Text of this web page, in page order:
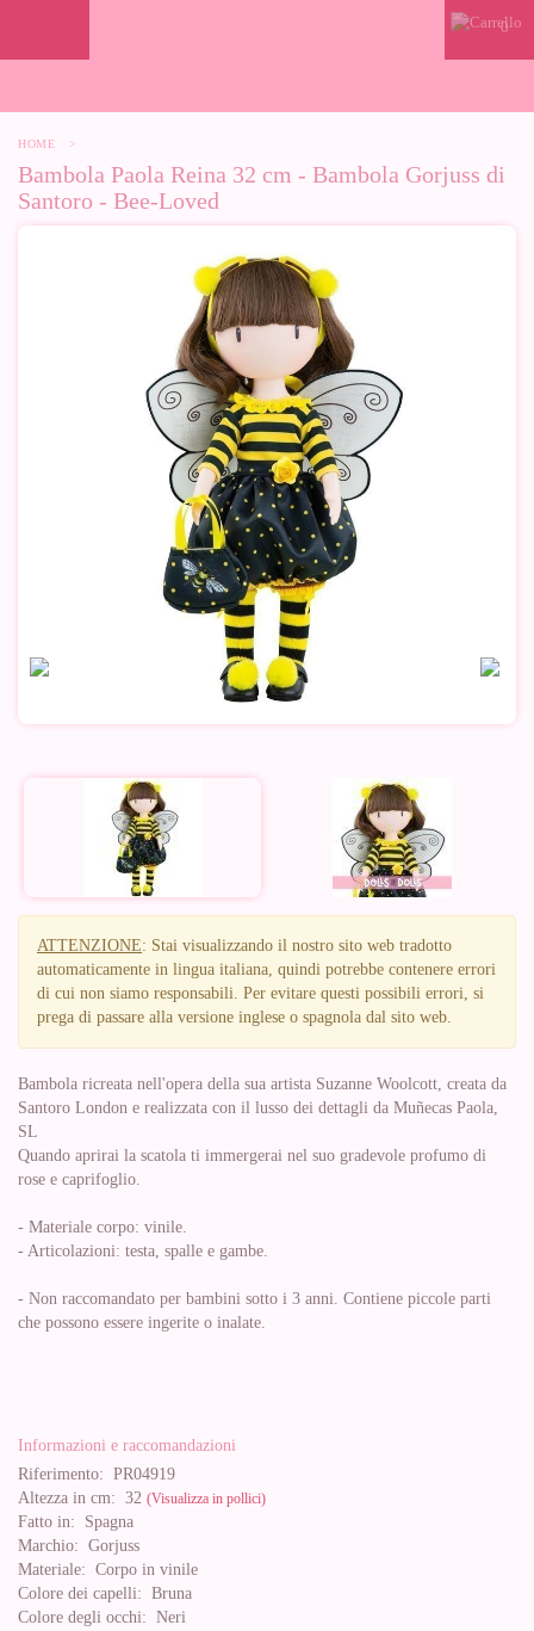
0
HOME >
Bambola Paola Reina 32 cm - Bambola Gorjuss di
Santoro - Bee-Loved
ATTENZIONE: Stai visualizzando il nostro sito web tradotto
automaticamente in lingua italiana, quindi potrebbe contenere errori
di cui non siamo responsabili. Per evitare questi possibili errori, si
prega di passare alla versione inglese o spagnola dal sito web.
Bambola ricreata nell'opera della sua artista Suzanne Woolcott, creata da
Santoro London e realizzata con il lusso dei dettagli da Muñecas Paola,
SL
Quando aprirai la scatola ti immergerai nel suo gradevole profumo di
rose e caprifoglio.
- Materiale corpo: vinile.
- Articolazioni: testa, spalle e gambe.
- Non raccomandato per bambini sotto i 3 anni. Contiene piccole parti
che possono essere ingerite o inalate.
Informazioni e raccomandazioni
Riferimento: PR04919
Altezza in cm: 32 (Visualizza in pollici)
Fatto in: Spagna
Marchio: Gorjuss
Materiale: Corpo in vinile
Colore dei capelli: Bruna
Colore degli occhi: Neri